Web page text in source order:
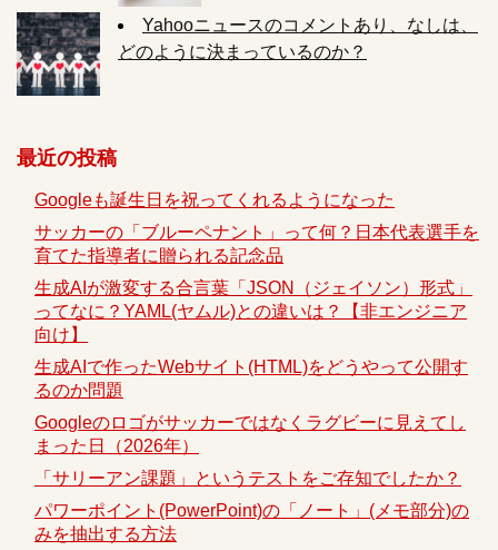
Yahooニュースのコメントあり、なしは、
どのように決まっているのか？
最近の投稿
Googleも誕生日を祝ってくれるようになった
サッカーの「ブルーペナント」って何？日本代表選手を
育てた指導者に贈られる記念品
生成AIが激変する合言葉「JSON（ジェイソン）形式」
ってなに？YAML(ヤムル)との違いは？【非エンジニア
向け】
生成AIで作ったWebサイト(HTML)をどうやって公開す
るのか問題
Googleのロゴがサッカーではなくラグビーに見えてし
まった日（2026年）
「サリーアン課題」というテストをご存知でしたか？
パワーポイント(PowerPoint)の「ノート」(メモ部分)の
みを抽出する方法